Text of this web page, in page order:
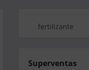
fertilizante
Superventas